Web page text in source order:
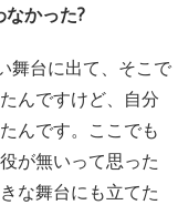
かった?
舞台に出て、そこで
んですけど、自分
んです。ここでも
が無いって思った
な舞台にも立てた